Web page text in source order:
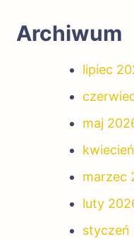
Archiwum
lipiec
maj
marzec
luty
styczeń